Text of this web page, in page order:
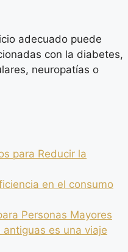
adecuado puede
con la diabetes,
neuropatías o
para Reducir la
en el consumo
Personas Mayores
es una viaje